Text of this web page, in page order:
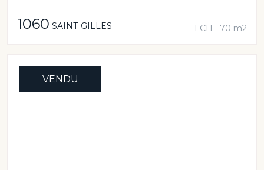
1060 SAINT-GILLES 1 CH 70 m2
VENDU